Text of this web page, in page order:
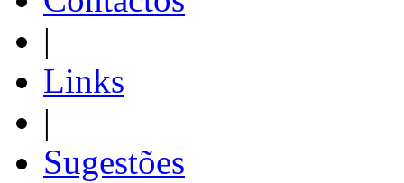
|
Links
|
Sugestões